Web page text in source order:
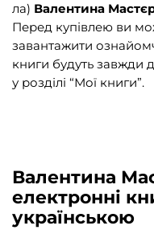
Подарункові
ла) Валентина
Перед купівлею ви
завантажити
книги будуть завжди
у розділі “Мої книги”.
Валентина
електронні
українською